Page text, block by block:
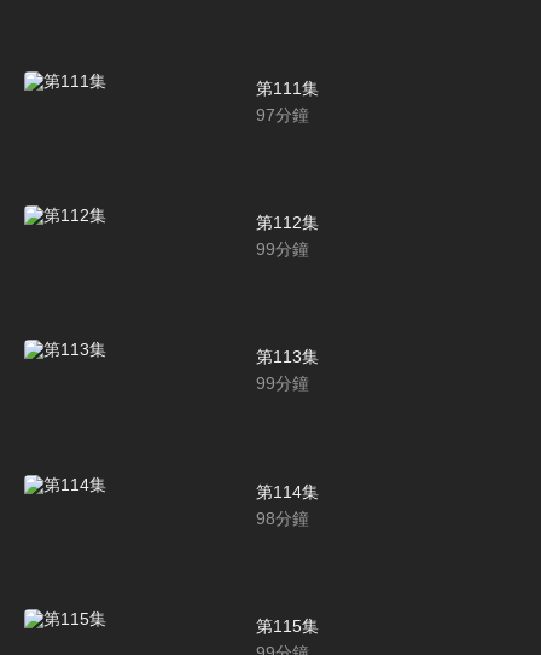
第111集
97分鐘
第112集
99分鐘
第113集
99分鐘
第114集
98分鐘
第115集